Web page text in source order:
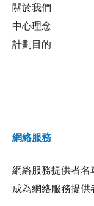
關於我們
中心理念
計劃目的
網絡服務
網絡服務提供者名
成為網絡服務提供